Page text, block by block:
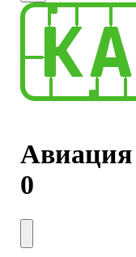
Авиация
0